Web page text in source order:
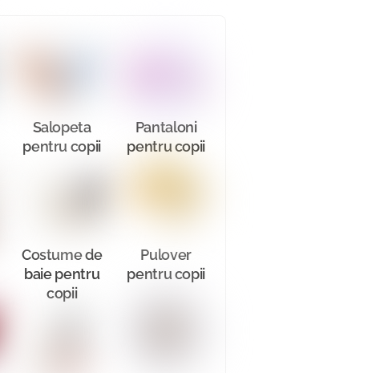
Salopeta
pentru copii
Costume de
baie pentru
copii
Pantaloni
pentru copii
Pulover
pentru copii